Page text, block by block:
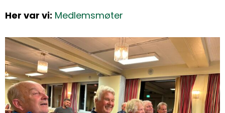
Her var vi: Medlemsmøter